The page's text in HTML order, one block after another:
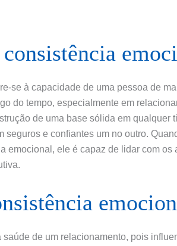
se à capacidade de uma pessoa de
do tempo, especialmente em
de uma base sólida em qualquer
seguros e confiantes um no outro.
emocional, ele é capaz de lidar com os
de um relacionamento, pois